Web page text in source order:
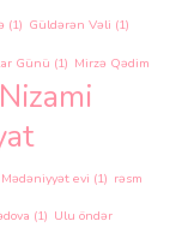
(1) Güldərən Vəli (1)
Günü (1) Mirzə Qədim
Nizami
evi (1) rəsm
(1) Ulu öndər